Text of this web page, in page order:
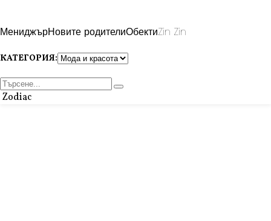
МениджърНовите родителиОбектиZin Zin
КАТЕГОРИЯ:
Zodiac